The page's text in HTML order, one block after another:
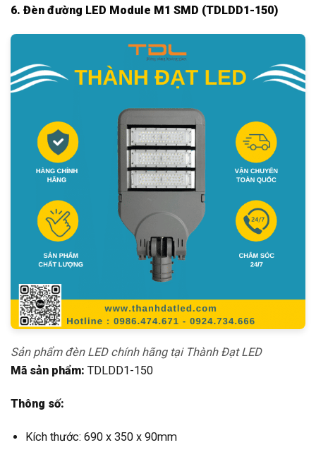
6. Đèn đường LED Module M1 SMD (TDLDD1-150)
Sản phẩm đèn LED chính hãng tại Thành Đạt LED
Mã sản phẩm: TDLDD1-150
Thông số:
Kích thước: 690 x 350 x 90mm